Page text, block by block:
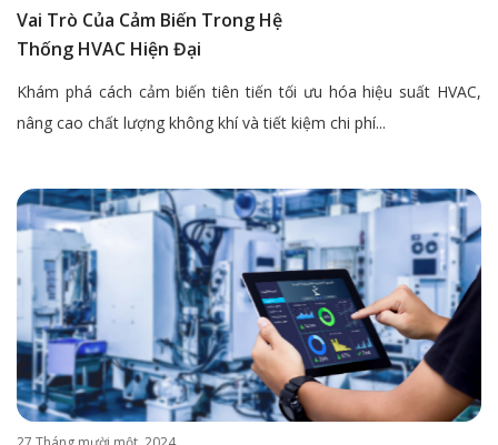
Vai Trò Của Cảm Biến Trong Hệ
Thống HVAC Hiện Đại
Khám phá cách cảm biến tiên tiến tối ưu hóa hiệu suất HVAC,
nâng cao chất lượng không khí và tiết kiệm chi phí...